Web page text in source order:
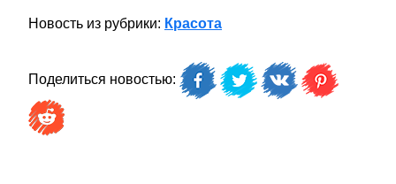
Новость из рубрики: Красота
Поделиться новостью: